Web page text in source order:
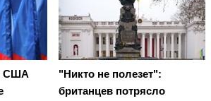
США
"Никто не полезет":
британцев потрясло